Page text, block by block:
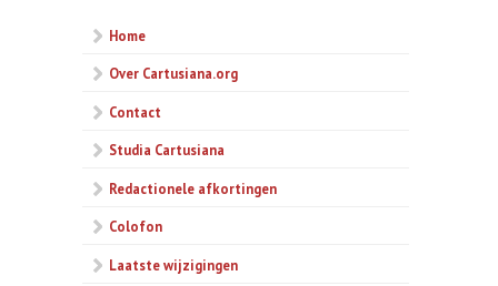
Home
Over Cartusiana.org
Contact
Studia Cartusiana
Redactionele afkortingen
Colofon
Laatste wijzigingen